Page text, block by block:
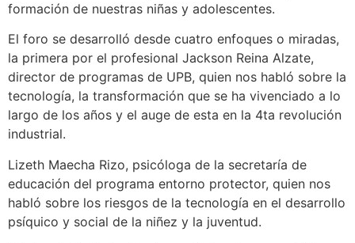
formación de nuestras niñas y adolescentes.
El foro se desarrolló desde cuatro enfoques o miradas,
la primera por el profesional Jackson Reina Alzate,
director de programas de UPB, quien nos habló sobre la
tecnología, la transformación que se ha vivenciado a lo
largo de los años y el auge de esta en la 4ta revolución
industrial.
Lizeth Maecha Rizo, psicóloga de la secretaría de
educación del programa entorno protector, quien nos
habló sobre los riesgos de la tecnología en el desarrollo
psíquico y social de la niñez y la juventud.